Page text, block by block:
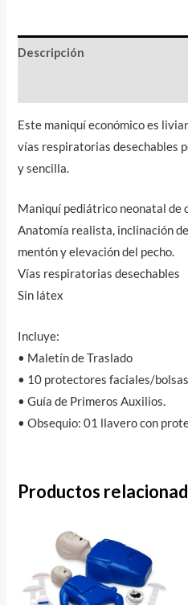
Descripción
Este maniquí económico es
vías respiratorias desechables
y sencilla.
Maniquí pediátrico neonatal de
Anatomía realista, inclinación
mentón y elevación del pecho.
Vías respiratorias desechables
Sin látex
Incluye:
• Maletín de Traslado
• 10 protectores faciales/
• Guía de Primeros Auxilios.
• Obsequio: 01 llavero con
Productos